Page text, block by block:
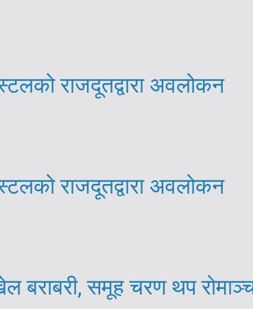
राजदूतद्वारा अवलोकन
राजदूतद्वारा अवलोकन
बराबरी, समूह चरण थप